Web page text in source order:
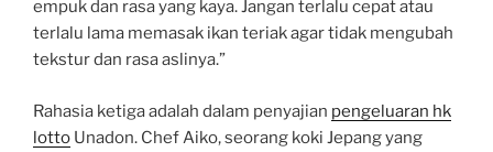
empuk dan rasa yang kaya. Jangan terlalu cepat atau
terlalu lama memasak ikan teriak agar tidak mengubah
tekstur dan rasa aslinya.”
Rahasia ketiga adalah dalam penyajian pengeluaran hk
lotto Unadon. Chef Aiko, seorang koki Jepang yang